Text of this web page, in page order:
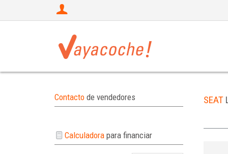
SEAT
Contacto de vendedores
Calculadorapara financiar